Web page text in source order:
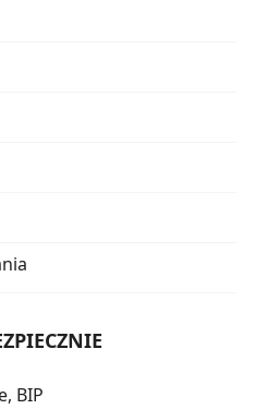
BIP